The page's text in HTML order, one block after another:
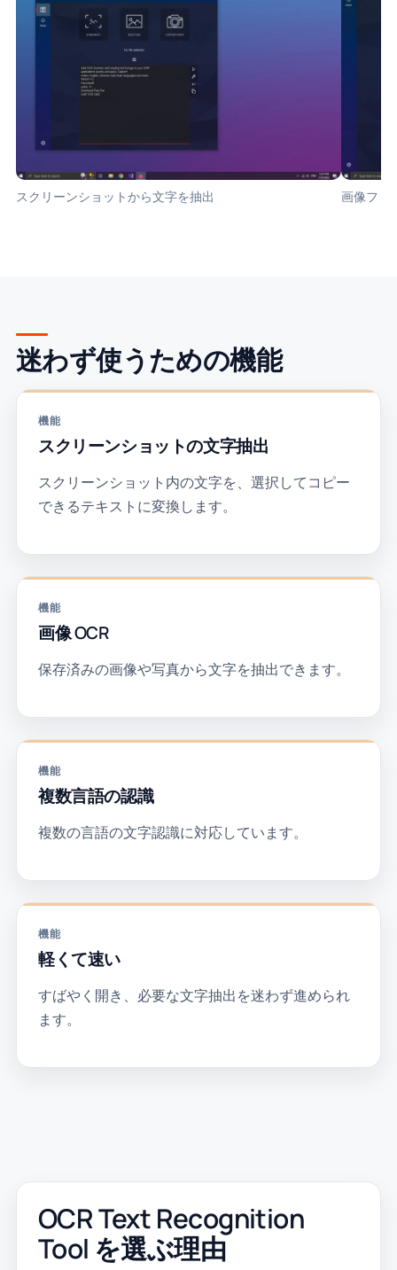
スクリーンショットから文字を抽出 画像ファ
迷わず使うための機能
機能
スクリーンショットの文字抽出
スクリーンショット内の文字を、選択してコピー
できるテキストに変換します。
機能
画像 OCR
保存済みの画像や写真から文字を抽出できます。
機能
複数言語の認識
複数の言語の文字認識に対応しています。
機能
軽くて速い
すばやく開き、必要な文字抽出を迷わず進められ
ます。
OCR Text Recognition
Tool を選ぶ理由